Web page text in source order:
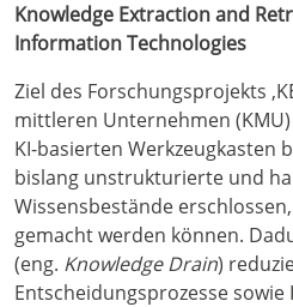
Knowledge Extraction and
Information Technologies
Ziel des Forschungsprojekts
mittleren Unternehmen
KI-basierten Werkzeugkasten
bislang unstrukturierte und
Wissensbestände
gemacht werden können.
(eng. Knowledge Drain)
Entscheidungsprozesse